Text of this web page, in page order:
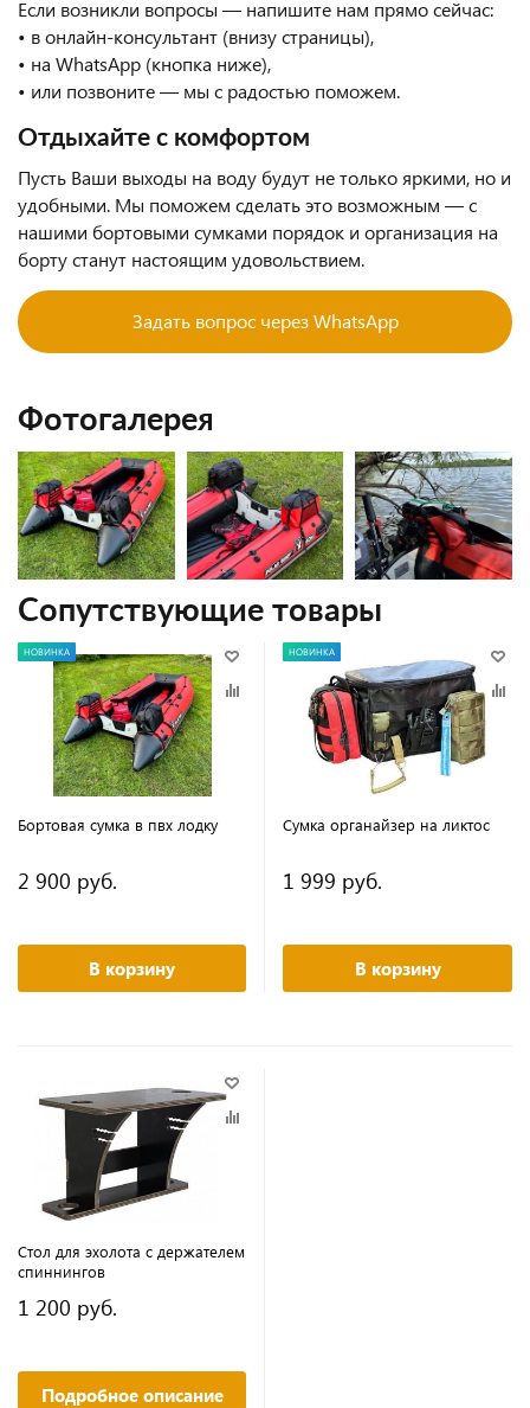
Если возникли вопросы — напишите нам прямо сейчас:
• в онлайн-консультант (внизу страницы),
• на WhatsApp (кнопка ниже),
• или позвоните — мы с радостью поможем.
Отдыхайте с комфортом
Пусть Ваши выходы на воду будут не только яркими, но и
удобными. Мы поможем сделать это возможным — с
нашими бортовыми сумками порядок и организация на
борту станут настоящим удовольствием.
Задать вопрос через WhatsApp
Фотогалерея
Сопутствующие товары
НОВИНКА
Бортовая сумка в пвх лодку
2 900 руб.
В корзину
НОВИНКА
Сумка органайзер на ликтос
1 999 руб.
В корзину
Стол для эхолота с держателем
спиннингов
1 200 руб.
Подробное описание